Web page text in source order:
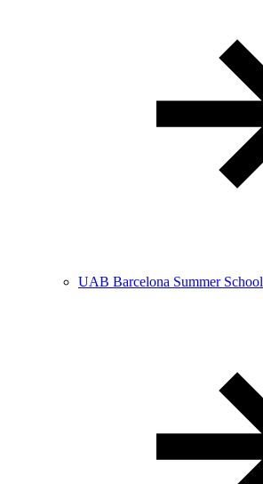
UAB Barcelona Summer School